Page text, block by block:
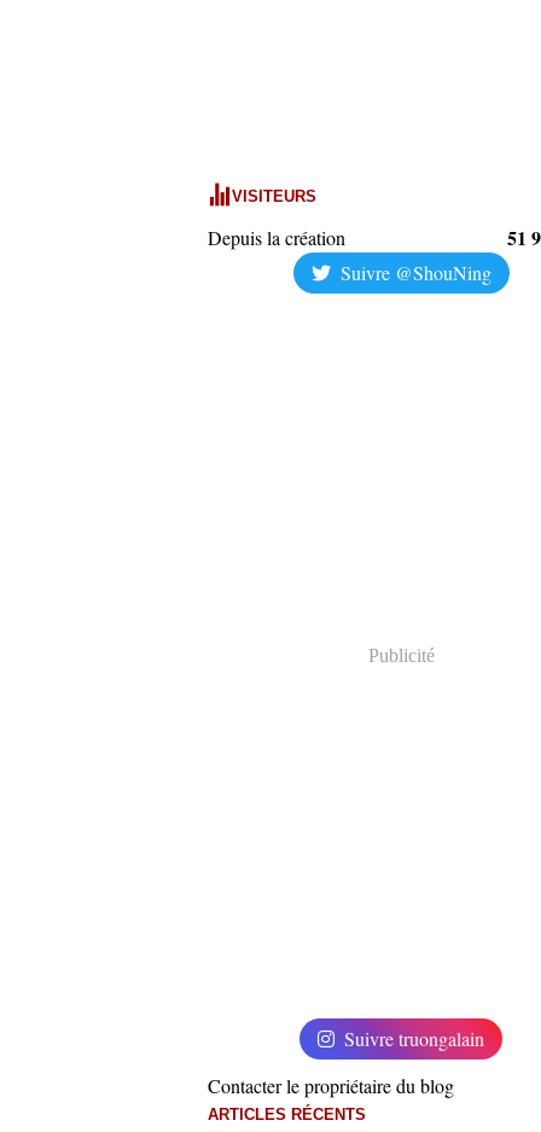
VISITEURS
Depuis la création 51
Suivre @ShouNing
Publicité
Suivre truongalain
Contacter le propriétaire du blog
ARTICLES RÉCENTS